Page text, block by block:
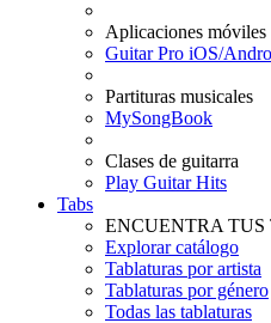
Aplicaciones móviles
Guitar Pro iOS/
Partituras musicales
MySongBook
Clases de guitarra
Play Guitar Hits
Tabs
ENCUENTRA
Explorar catálogo
Tablaturas por artista
Tablaturas por género
Todas las tablaturas